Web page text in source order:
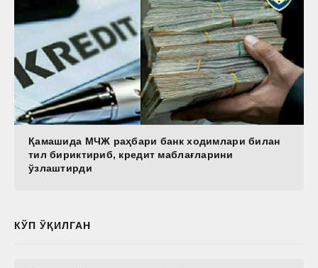
Қамашида МЧЖ раҳбари банк ходимлари билан
тил бириктириб, кредит маблағларини
ўзлаштирди
КЎП ЎҚИЛГАН